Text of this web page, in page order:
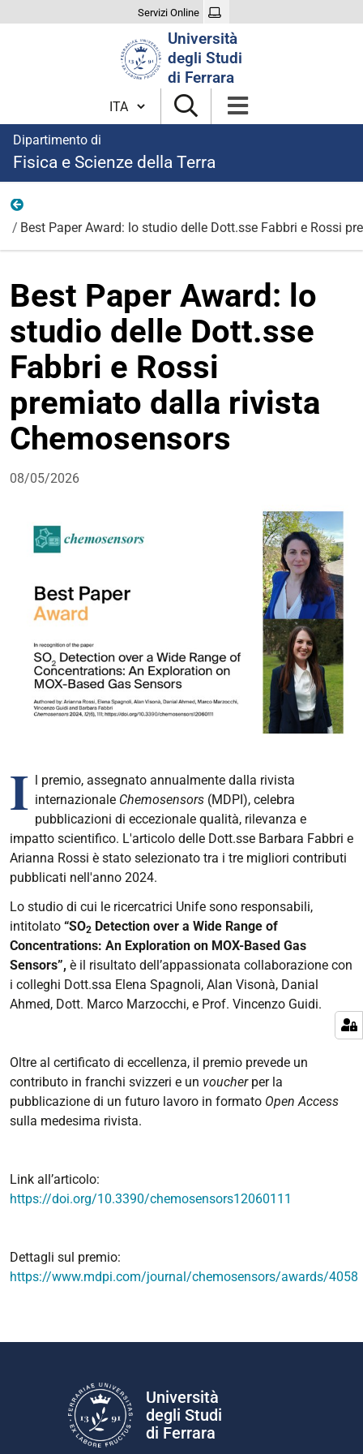
Servizi Online
Università
degli Studi
di Ferrara
Cambia lingua
Dipartimento di
Fisica e Scienze della Terra
Best Paper Award: lo studio delle Dott.sse Fabbri e Rossi
Best Paper Award: lo
studio delle Dott.sse
Fabbri e Rossi
premiato dalla rivista
Chemosensors
08/05/2026
I l premio, assegnato annualmente dalla rivista
internazionale Chemosensors (MDPI), celebra
pubblicazioni di eccezionale qualità, rilevanza e
impatto scientifico. L'articolo delle Dott.sse Barbara Fabbri e
Arianna Rossi è stato selezionato tra i tre migliori contributi
pubblicati nell'anno 2024.
Lo studio di cui le ricercatrici Unife sono responsabili,
intitolato “SO2 Detection over a Wide Range of
Concentrations: An Exploration on MOX-Based Gas
Sensors”, è il risultato dell’appassionata collaborazione con
i colleghi Dott.ssa Elena Spagnoli, Alan Visonà, Danial
Ahmed, Dott. Marco Marzocchi, e Prof. Vincenzo Guidi.
Oltre al certificato di eccellenza, il premio prevede un
contributo in franchi svizzeri e un voucherper la
pubblicazione di un futuro lavoro in formato Open Access
sulla medesima rivista.
Link all’articolo:
https://doi.org/10.3390/chemosensors12060111
Dettagli sul premio:
https://www.mdpi.com/journal/chemosensors/awards/4058
Università
degli Studi
di Ferrara